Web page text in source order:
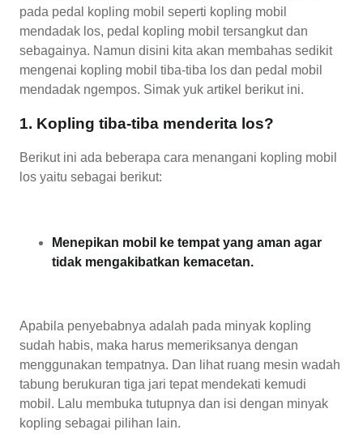
pada pedal kopling mobil seperti kopling mobil
mendadak los, pedal kopling mobil tersangkut dan
sebagainya. Namun disini kita akan membahas sedikit
mengenai kopling mobil tiba-tiba los dan pedal mobil
mendadak ngempos. Simak yuk artikel berikut ini.
1. Kopling tiba-tiba menderita los?
Berikut ini ada beberapa cara menangani kopling mobil
los yaitu sebagai berikut:
Menepikan mobil ke tempat yang aman agar
tidak mengakibatkan kemacetan.
Apabila penyebabnya adalah pada minyak kopling
sudah habis, maka harus memeriksanya dengan
menggunakan tempatnya. Dan lihat ruang mesin wadah
tabung berukuran tiga jari tepat mendekati kemudi
mobil. Lalu membuka tutupnya dan isi dengan minyak
kopling sebagai pilihan lain.